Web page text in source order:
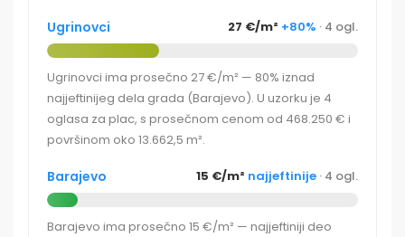
Ugrinovci 27 €/m² +80% · 4 ogl.
Ugrinovci ima prosečno 27 €/m² — 80% iznad
najjeftinijeg dela grada (Barajevo). U uzorku je 4
oglasa za plac, s prosečnom cenom od 468.250 € i
površinom oko 13.662,5 m².
Barajevo 15 €/m² najjeftinije · 4 ogl.
Barajevo ima prosečno 15 €/m² — najjeftiniji deo